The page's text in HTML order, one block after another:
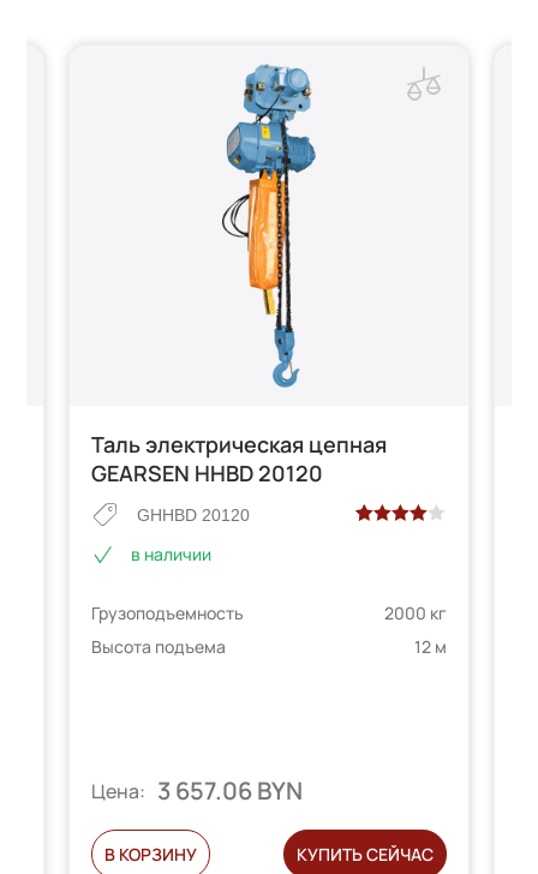
Таль электрическая цепная
GEARSEN HHBD 20120
GHHBD 20120
опроса
пользователей
в наличии
Грузоподъемность
2000 кг
Высота подъема
12 м
Цена: 3 657.06 BYN
В КОРЗИНУ КУПИТЬ СЕЙЧАС